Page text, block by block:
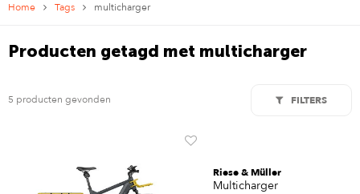
Home Tags multicharger
Producten getagd met multicharger
5 producten gevonden FILTERS
Riese & Müller
Multicharger